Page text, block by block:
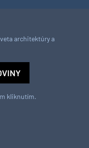
architektúry a
kliknutím.